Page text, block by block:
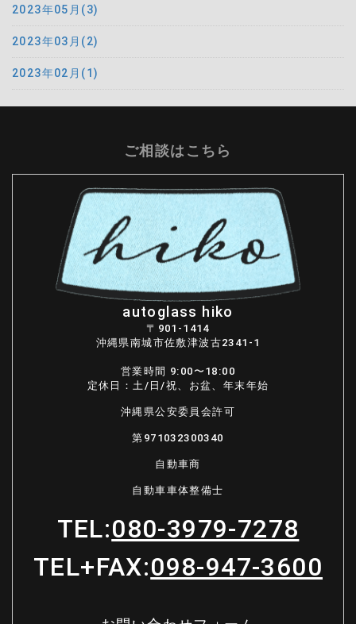
2023年05月(3)
2023年03月(2)
2023年02月(1)
ご相談はこちら
autoglass hiko
〒901-1414
沖縄県南城市佐敷津波古2341-1
営業時間 9:00〜18:00
定休日：土/日/祝、お盆、年末年始
沖縄県公安委員会許可
第971032300340
自動車商
自動車車体整備士
TEL:080-3979-7278
TEL+FAX:098-947-3600